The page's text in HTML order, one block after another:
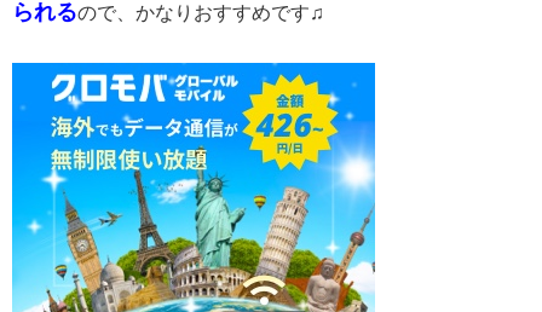
られるので、かなりおすすめです♫